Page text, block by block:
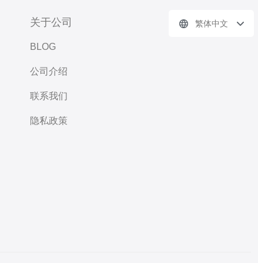
关于公司
BLOG
公司介绍
联系我们
隐私政策
繁体中文